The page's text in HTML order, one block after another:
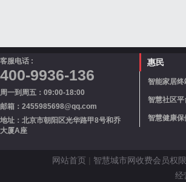
客服电话 :
400-9936-136
周一到周五：09:00-18:00
邮箱：2455985698@qq.com
地址：北京市朝阳区光华路甲8号和乔
大厦A座
惠民
智能家居终
智慧社区平
智慧健康保
网站首页 | 智慧城市网收费会员权限
经